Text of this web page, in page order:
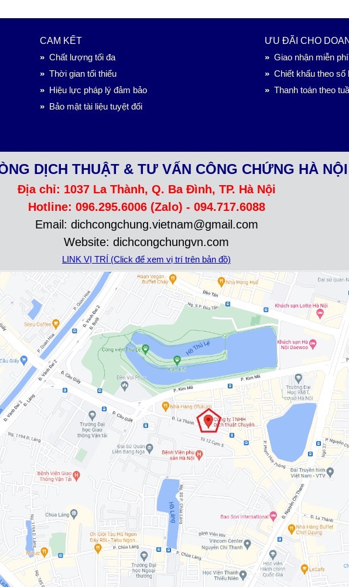
CAM KẾT
» Chất lượng tối đa
» Thời gian tối thiểu
» Hiệu lực pháp lý đảm bảo
» Bảo mật tài liệu tuyệt đối
ƯU ĐÃI CHO
» Giao nhận miễn phí
» Chiết khấu theo số
» Thanh toán theo
DỊCH THUẬT & TƯ VẤN CÔNG CHỨNG HÀ NỘI
Địa chỉ: 1037 La Thành, Q. Ba Đình, TP. Hà Nội
Hotline: 096.295.6006 (Zalo) - 094.717.6088
Email: dichcongchung.vietnam@gmail.com
Website: dichcongchungvn.com
LINK VỊ TRÍ (Click để xem vị trí trên bản đồ)